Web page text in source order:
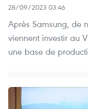
28/09/2023 03:46
Après Samsung, de
viennent investir au
une base de